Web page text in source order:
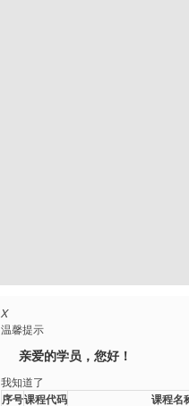
X
温馨提示
亲爱的学员，您好！
我知道了
序号课程代码 课程名